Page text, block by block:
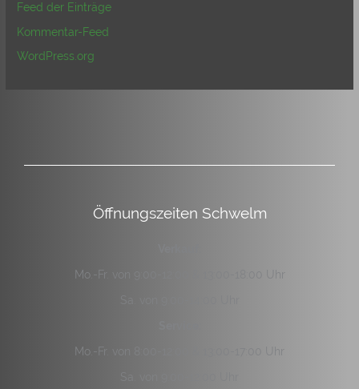
Feed der Einträge
Kommentar-Feed
WordPress.org
Öffnungszeiten Schwelm
Mo.-Fr. von 9:00-12:00 & 13:00-18:00 Uhr
Mo.-Fr. von 8:00-12:00 & 13:00-17:00 Uhr